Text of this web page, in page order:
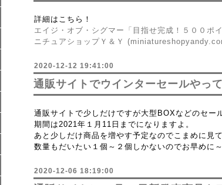
詳細はこちら！
エイジ・オブ・シグマー「目指せ完成！５００ポ
ニチュアショップＹ＆Ｙ
2020-12-12 19:41:00
通販サイトでウインターセールやって
通販サイトで少しだけですが大型BOXなどのセー
期間は2021年１月11日までになりますよ。
あと少しだけ商品を増やす予定なのでこまめに見
数量もだいたい１個～２個しかないのでお早めに～
2020-12-06 18:19:00